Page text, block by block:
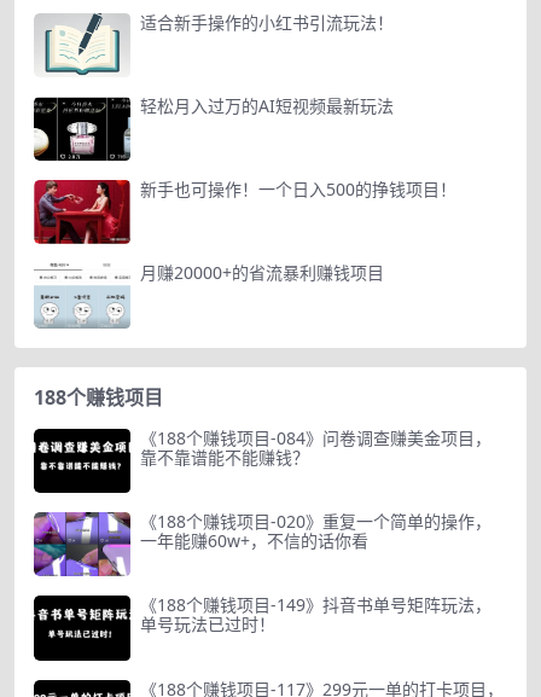
适合新手操作的小红书引流玩法！
轻松月入过万的AI短视频最新玩法
新手也可操作！一个日入500的挣钱项目！
月赚20000+的省流暴利赚钱项目
188个赚钱项目
《188个赚钱项目-084》问卷调查赚美金项目，
靠不靠谱能不能赚钱？
《188个赚钱项目-020》重复一个简单的操作，
一年能赚60w+，不信的话你看
《188个赚钱项目-149》抖音书单号矩阵玩法，
单号玩法已过时！
《188个赚钱项目-117》299元一单的打卡项目，